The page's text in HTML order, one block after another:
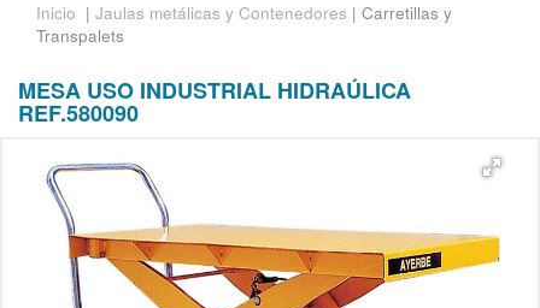
Inicio | Jaulas metálicas y Contenedores | Carretillas y
Transpalets
MESA USO INDUSTRIAL HIDRAÚLICA
REF.580090